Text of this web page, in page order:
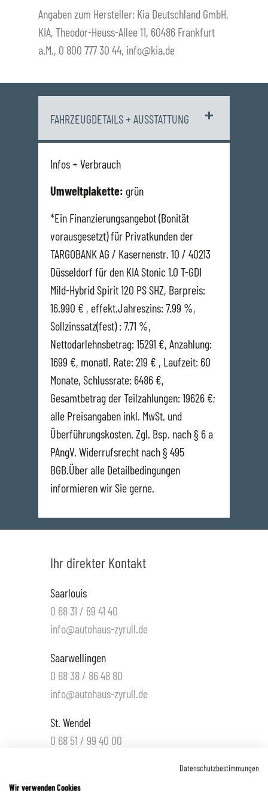
Angaben zum Hersteller: Kia Deutschland GmbH,
KIA, Theodor-Heuss-Allee 11, 60486 Frankfurt
a.M., 0 800 777 30 44, info@kia.de
FAHRZEUGDETAILS + AUSSTATTUNG
Infos + Verbrauch
Umweltplakette: grün
*Ein Finanzierungsangebot (Bonität
vorausgesetzt) für Privatkunden der
TARGOBANK AG / Kasernenstr. 10 / 40213
Düsseldorf für den KIA Stonic 1.0 T-GDI
Mild-Hybrid Spirit 120 PS SHZ, Barpreis:
16.990 € , effekt.Jahreszins: 7.99 %,
Sollzinssatz(fest) : 7.71 %,
Nettodarlehnsbetrag: 15291 €, Anzahlung:
1699 €, monatl. Rate: 219 € , Laufzeit: 60
Monate, Schlussrate: 6486 €,
Gesamtbetrag der Teilzahlungen: 19626 €;
alle Preisangaben inkl. MwSt. und
Überführungskosten. Zgl. Bsp. nach § 6 a
PAngV. Widerrufsrecht nach § 495
BGB.Über alle Detailbedingungen
informieren wir Sie gerne.
Ihr direkter Kontakt
Saarlouis
0 68 31 / 89 41 40
info@autohaus-zyrull.de
Saarwellingen
0 68 38 / 86 48 80
info@autohaus-zyrull.de
St. Wendel
0 68 51 / 99 40 00
Hüttigweiler
Datenschutzbestimmungen
Wir verwenden Cookies